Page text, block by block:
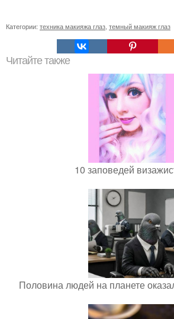
Категории: техника макияжа глаз темный макияж глаз
Читайте также
10 заповедей
Половина людей на планете